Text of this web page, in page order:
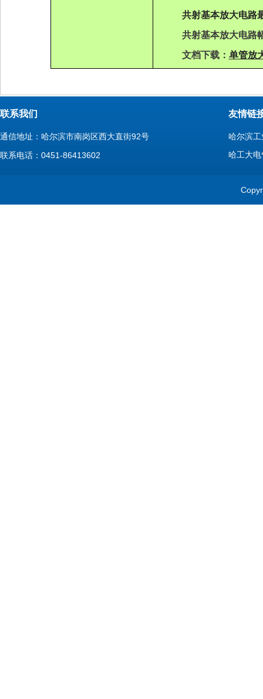
共射基本放大电路
共射基本放大电路
文档下载： 单管放
联系我们
通信地址：哈尔滨市南岗区西大直街92号
联系电话：0451-86413602
友情链
哈尔滨
哈工大